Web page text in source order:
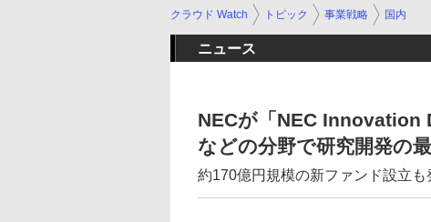
クラウド Watch トピック 事業戦略 国内
ニュース
NECが「NEC Innovation
などの分野で研究開発の
約170億円規模の新ファンド設立も